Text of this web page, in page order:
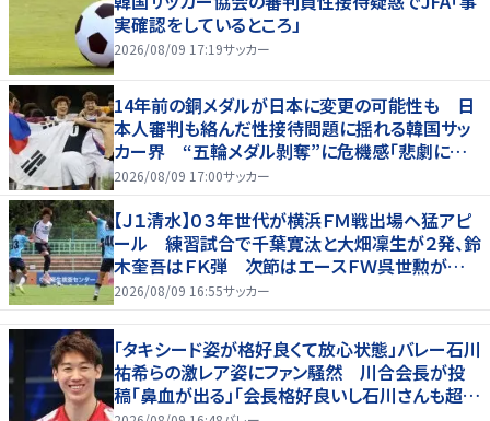
実確認をしているところ」
2026/08/09 17:19サッカー
14年前の銅メダルが日本に変更の可能性も 日
本人審判も絡んだ性接待問題に揺れる韓国サッ
カー界 “五輪メダル剝奪”に危機感「悲劇に見
舞われる」
2026/08/09 17:00サッカー
【Ｊ１清水】０３年世代が横浜ＦＭ戦出場へ猛アピ
ール 練習試合で千葉寛汰と大畑凜生が２発、鈴
木奎吾はＦＫ弾 次節はエースＦＷ呉世勲が出
場停止
2026/08/09 16:55サッカー
「タキシード姿が格好良くて放心状態」バレー石川
祐希らの激レア姿にファン騒然 川合会長が投
稿「鼻血が出る」「会長格好良いし石川さんも超格